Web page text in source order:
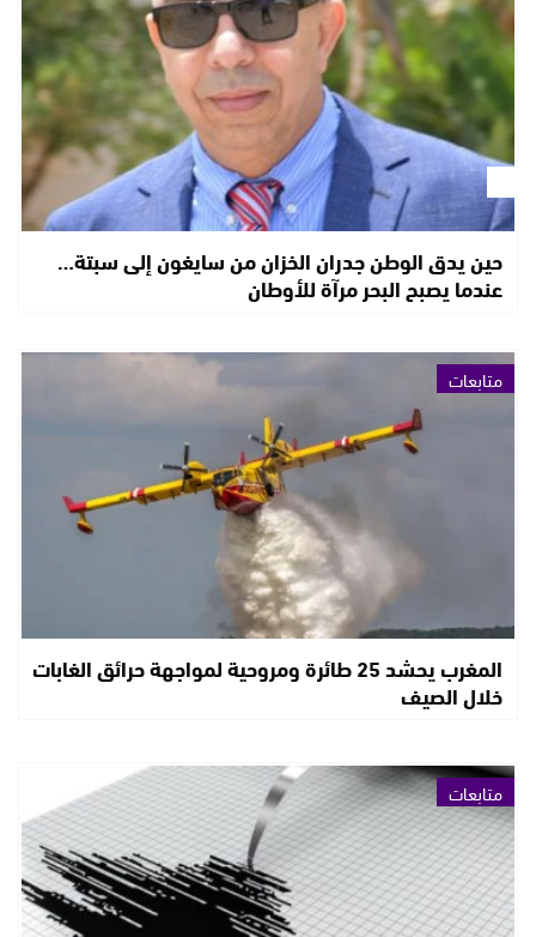
حين يدق الوطن جدران الخزان من سايغون إلى سبتة…
عندما يصبح البحر مرآة للأوطان
متابعات
المغرب يحشد 25 طائرة ومروحية لمواجهة حرائق الغابات
خلال الصيف
متابعات